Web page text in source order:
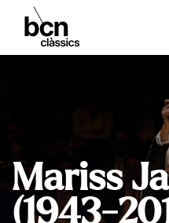
Mariss
(1943-